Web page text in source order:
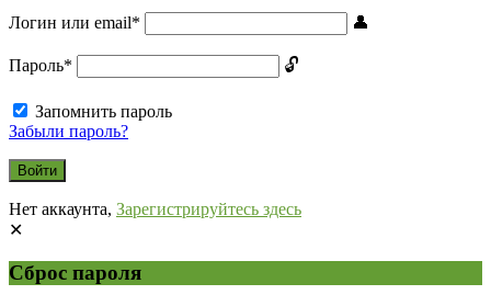
Логин или email*
Пароль*
Запомнить пароль
Забыли пароль?
Нет аккаунта, Зарегистрируйтесь здесь
Сброс пароля